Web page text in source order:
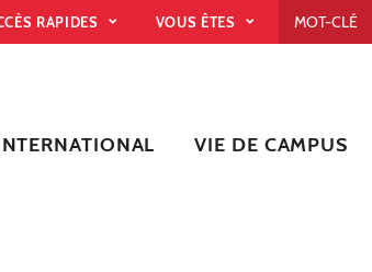
RAPIDES VOUS ÊTES
VIE DE CAMPUS